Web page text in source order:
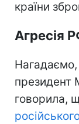
країни
Агресія
говорила,